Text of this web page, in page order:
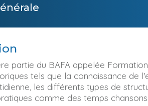
partie du BAFA appelée
tels que la connaissance de
les différents types de
comme des temps